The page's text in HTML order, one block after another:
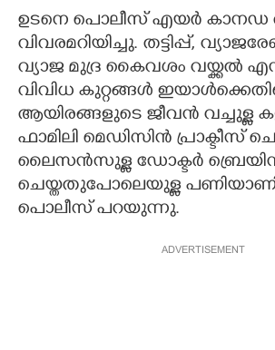
ഉടനെ പൊലീസ് എയർ
വിവരമറിയിച്ചു. തട്ടിപ്പ്,
വ്യാജ മുദ്ര കൈവശം വയ്ക്കൽ
വിവിധ കുറ്റങ്ങൾ
ആയിരങ്ങളുടെ ജീവൻ വച്ചുള്ള
ഫാമിലി മെഡിസിൻ പ്രാക്ടീസ്
ലൈസൻസുള്ള ഡോക്ടർ
ചെയ്തതുപോലെയുള്ള
പൊലീസ് പറയുന്നു.
ADVERTISEMENT